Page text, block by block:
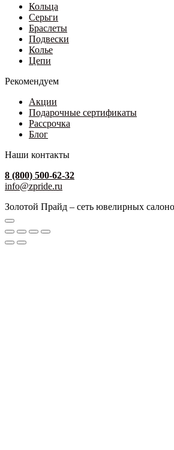
Кольца
Серьги
Браслеты
Подвески
Колье
Цепи
Рекомендуем
Акции
Подарочные сертификаты
Рассрочка
Блог
Наши контакты
8 (800) 500-62-32
info@zpride.ru
Золотой Прайд – сеть ювелирных